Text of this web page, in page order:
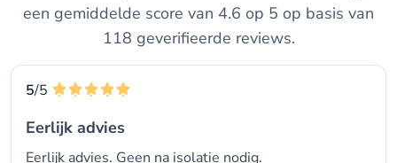
een gemiddelde score van 4.6 op 5 op basis van
118 geverifieerde reviews.
5/5
Eerlijk advies
Eerlijk advies. Geen na isolatie nodig.